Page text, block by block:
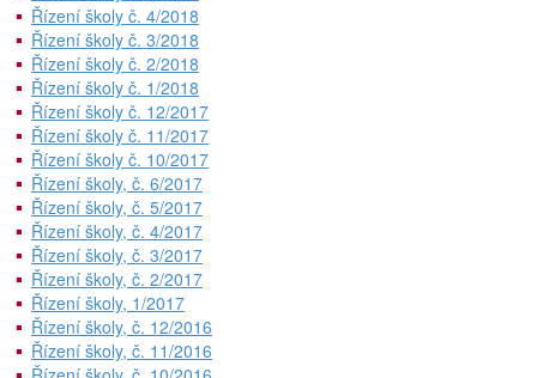
Řízení školy č. 4/2018
Řízení školy č. 3/2018
Řízení školy č. 2/2018
Řízení školy č. 1/2018
Řízení školy č. 12/2017
Řízení školy č. 11/2017
Řízení školy č. 10/2017
Řízení školy, č. 6/2017
Řízení školy, č. 5/2017
Řízení školy, č. 4/2017
Řízení školy, č. 3/2017
Řízení školy, č. 2/2017
Řízení školy, 1/2017
Řízení školy, č. 12/2016
Řízení školy, č. 11/2016